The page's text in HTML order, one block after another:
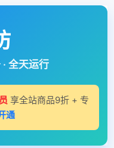
全天运行
享全站商品9折 + 专
通